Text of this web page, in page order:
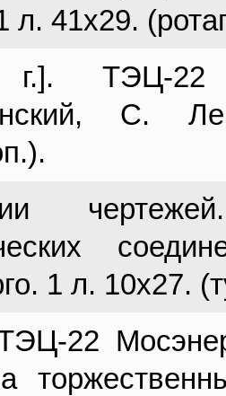
л. 41х29.
г.]. ТЭЦ-
С.
1 л. 10х27.
22